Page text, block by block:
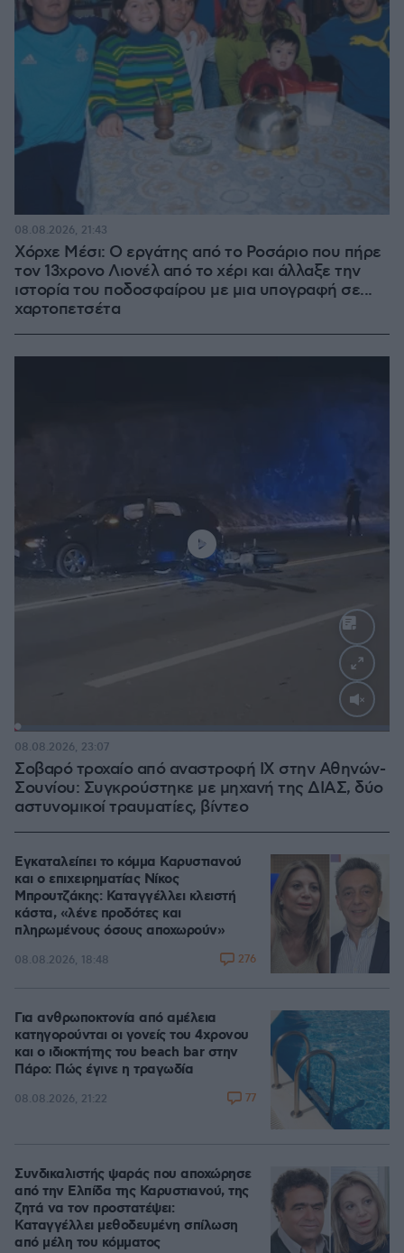
Χόρχε Μέσι: Ο εργάτης από το Ροσάριο που πήρε
τον 13χρονο Λιονέλ από το χέρι και άλλαξε την
ιστορία του ποδοσφαίρου με μια υπογραφή σε...
χαρτοπετσέτα
08.08.2026, 21:43
Σοβαρό τροχαίο από αναστροφή ΙΧ στην Αθηνών-
Σουνίου: Συγκρούστηκε με μηχανή της ΔΙΑΣ, δύο
αστυνομικοί τραυματίες, βίντεο
08.08.2026, 23:07
Εγκαταλείπει το κόμμα Καρυστιανού
και ο επιχειρηματίας Νίκος
Μπρουτζάκης: Καταγγέλλει κλειστή
κάστα, «λένε προδότες και
πληρωμένους όσους αποχωρούν»
08.08.2026, 18:48 276
Για ανθρωποκτονία από αμέλεια
κατηγορούνται οι γονείς του 4χρονου
και ο ιδιοκτήτης του beach bar στην
Πάρο: Πώς έγινε η τραγωδία
08.08.2026, 21:22 77
Συνδικαλιστής ψαράς που αποχώρησε
από την Ελπίδα της Καρυστιανού, της
ζητά να τον προστατέψει:
Καταγγέλλει μεθοδευμένη σπίλωση
από μέλη του κόμματος